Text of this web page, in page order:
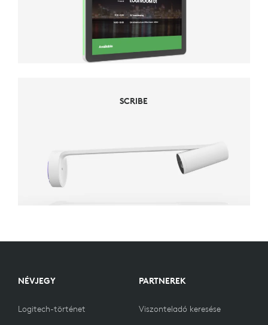
SCRIBE
NÉVJEGY
Logitech-történet
PARTNEREK
Viszonteladó keresése